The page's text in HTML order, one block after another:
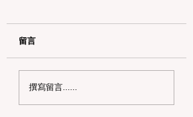
加州野区露营必读：如
留言
撰寫留言......